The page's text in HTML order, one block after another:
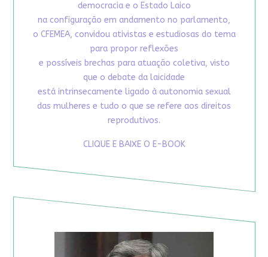
democracia e o Estado Laico
na configuração em andamento no parlamento,
o CFEMEA, convidou ativistas e estudiosas do tema
para propor reflexões
e possíveis brechas para atuação coletiva, visto
que o debate da laicidade
está intrinsecamente ligado à autonomia sexual
das mulheres e tudo o que se refere aos direitos
reprodutivos.
CLIQUE E BAIXE O E-BOOK